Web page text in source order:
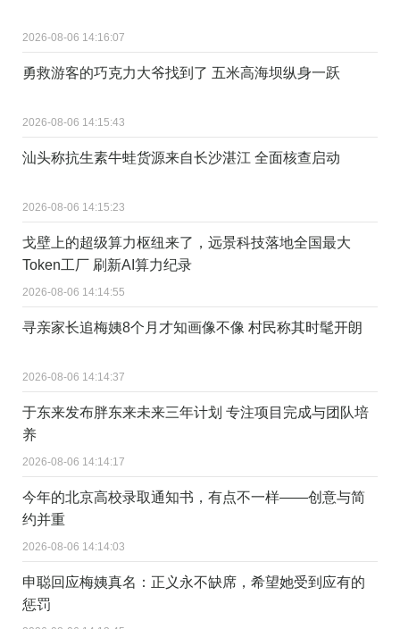
2026-08-06 14:16:07
勇救游客的巧克力大爷找到了 五米高海坝纵身一跃
2026-08-06 14:15:43
汕头称抗生素牛蛙货源来自长沙湛江 全面核查启动
2026-08-06 14:15:23
戈壁上的超级算力枢纽来了，远景科技落地全国最大
Token工厂 刷新AI算力纪录
2026-08-06 14:14:55
寻亲家长追梅姨8个月才知画像不像 村民称其时髦开朗
2026-08-06 14:14:37
于东来发布胖东来未来三年计划 专注项目完成与团队培
养
2026-08-06 14:14:17
今年的北京高校录取通知书，有点不一样——创意与简
约并重
2026-08-06 14:14:03
申聪回应梅姨真名：正义永不缺席，希望她受到应有的
惩罚